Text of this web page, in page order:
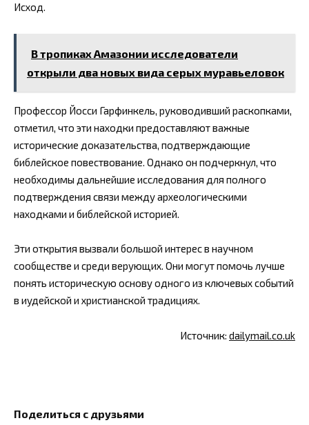
Исход.
В тропиках Амазонии исследователи
открыли два новых вида серых муравьеловок
Профессор Йосси Гарфинкель, руководивший раскопками,
отметил, что эти находки предоставляют важные
исторические доказательства, подтверждающие
библейское повествование. Однако он подчеркнул, что
необходимы дальнейшие исследования для полного
подтверждения связи между археологическими
находками и библейской историей.
Эти открытия вызвали большой интерес в научном
сообществе и среди верующих. Они могут помочь лучше
понять историческую основу одного из ключевых событий
в иудейской и христианской традициях.
Источник: dailymail.co.uk
Поделиться с друзьями